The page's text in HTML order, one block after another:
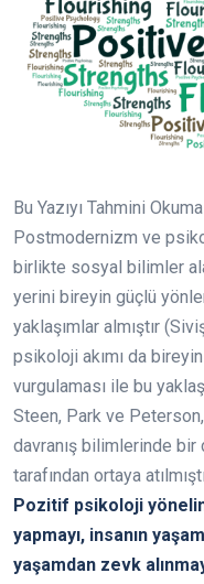
Bu Yazıyı Tahmini
Postmodernizm ve
birlikte sosyal bilimler
yerini bireyin güçlü
yaklaşımlar almıştır
psikoloji akımı da
vurgulaması ile bu
Steen, Park ve
davranış bilimlerinde
tarafından ortaya
Pozitif psikoloji
yapmayı, insanın
yaşamdan zevk